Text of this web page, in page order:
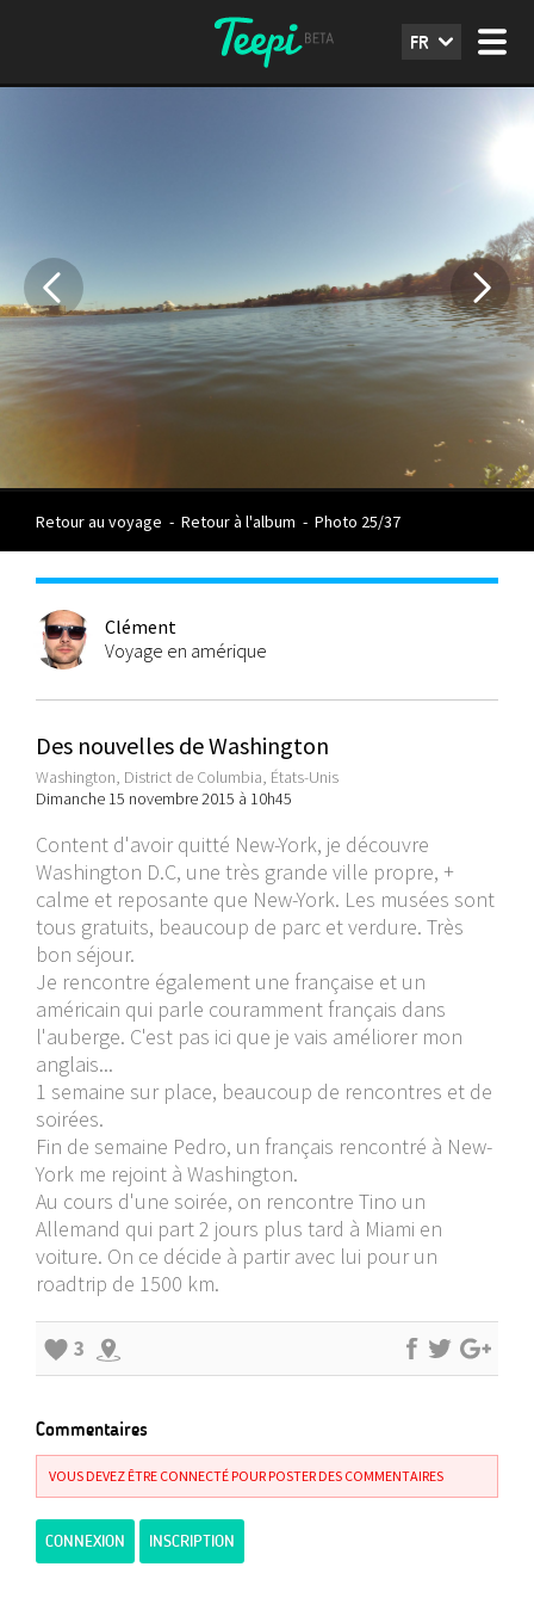
FR
Retour au voyage - Retour à l'album - Photo 25/37
Clément
Voyage en amérique
Des nouvelles de Washington
Washington, District de Columbia, États-Unis
Dimanche 15 novembre 2015 à 10h45
Content d'avoir quitté New-York, je découvre
Washington D.C, une très grande ville propre, +
calme et reposante que New-York. Les musées sont
tous gratuits, beaucoup de parc et verdure. Très
bon séjour.
Je rencontre également une française et un
américain qui parle couramment français dans
l'auberge. C'est pas ici que je vais améliorer mon
anglais...
1 semaine sur place, beaucoup de rencontres et de
soirées.
Fin de semaine Pedro, un français rencontré à New-
York me rejoint à Washington.
Au cours d'une soirée, on rencontre Tino un
Allemand qui part 2 jours plus tard à Miami en
voiture. On ce décide à partir avec lui pour un
roadtrip de 1500 km.
3
Commentaires
VOUS DEVEZ ÊTRE CONNECTÉ POUR POSTER DES COMMENTAIRES
CONNEXION INSCRIPTION